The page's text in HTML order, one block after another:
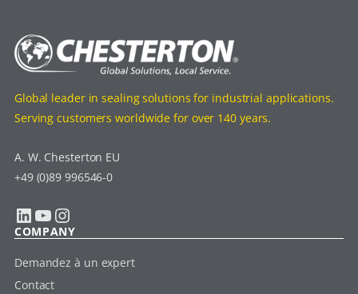
Global leader in sealing solutions for industrial applications.
Serving customers worldwide for over 140 years.
A. W. Chesterton EU
+49 (0)89 996546-0
LinkedIn YouTube Instagram
COMPANY
Demandez à un expert
Contact